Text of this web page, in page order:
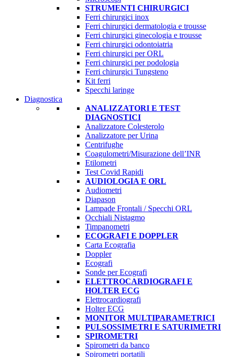
STRUMENTI CHIRURGICI
Ferri chirurgici inox
Ferri chirurgici dermatologia e trousse
Ferri chirurgici ginecologia e trousse
Ferri chirurgici odontoiatria
Ferri chirurgici per ORL
Ferri chirurgici per podologia
Ferri chirurgici Tungsteno
Kit ferri
Specchi laringe
Diagnostica
ANALIZZATORI E TEST
DIAGNOSTICI
Analizzatore Colesterolo
Analizzatore per Urina
Centrifughe
Coagulometri/Misurazione dell’INR
Etilometri
Test Covid Rapidi
AUDIOLOGIA E ORL
Audiometri
Diapason
Lampade Frontali / Specchi ORL
Occhiali Nistagmo
Timpanometri
ECOGRAFI E DOPPLER
Carta Ecografia
Doppler
Ecografi
Sonde per Ecografi
ELETTROCARDIOGRAFI E
HOLTER ECG
Elettrocardiografi
Holter ECG
MONITOR MULTIPARAMETRICI
PULSOSSIMETRI E SATURIMETRI
SPIROMETRI
Spirometri da banco
Spirometri portatili